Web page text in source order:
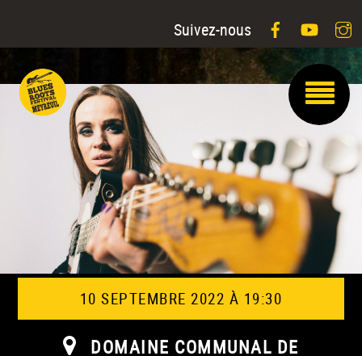
Suivez-nous Facebook
10 SEPTEMBRE 2022 À 19:30
DOMAINE COMMUNAL DE